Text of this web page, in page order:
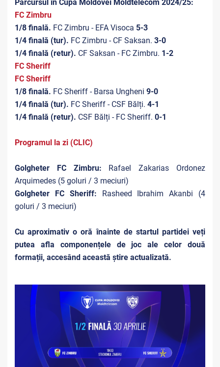
Parcursul în Cupa Moldovei Moldtelecom 2024/25:
FC Zimbru
1/8 finală. FC Zimbru - EFA Visoca 5-3
1/4 finală (tur). FC Zimbru - CF Saksan. 3-0
1/4 finală (retur). CF Saksan - FC Zimbru. 1-2
FC Sheriff
FC Sheriff
1/8 finală. FC Sheriff - Barsa Ungheni 9-0
1/4 finală (tur). FC Sheriff - CSF Bălți. 4-1
1/4 finală (retur). CSF Bălți - FC Sheriff. 0-1
Programul la zi (CLIC)
Golgheter FC Zimbru: Rafael Zakarias Ordonez
Arquimedes (5 goluri / 3 meciuri)
Golgheter FC Sheriff:
Rasheed Ibrahim Akanbi (4
goluri / 3 meciuri)
Cu aproximativ o oră înainte de startul partidei veți
putea afla componențele de joc ale celor două
formații, accesând această știre actualizată.